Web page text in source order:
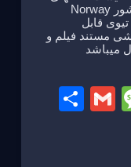
کشور Norway کانالهای ایپی تیوی کشور Norway
قابل
مستند فیلم و
میباشد
M
G